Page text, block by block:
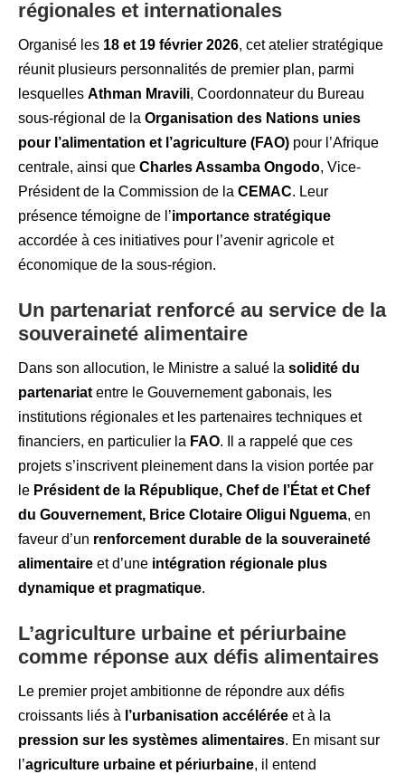
régionales et internationales
Organisé les 18 et 19 février 2026, cet atelier stratégique
réunit plusieurs personnalités de premier plan, parmi
lesquelles Athman Mravili, Coordonnateur du Bureau
sous-régional de la Organisation des Nations unies
pour l’alimentation et l’agriculture (FAO) pour l’Afrique
centrale, ainsi que Charles Assamba Ongodo, Vice-
Président de la Commission de la CEMAC. Leur
présence témoigne de l’importance stratégique
accordée à ces initiatives pour l’avenir agricole et
économique de la sous-région.
Un partenariat renforcé au service de la
souveraineté alimentaire
Dans son allocution, le Ministre a salué la solidité du
partenariat entre le Gouvernement gabonais, les
institutions régionales et les partenaires techniques et
financiers, en particulier la FAO. Il a rappelé que ces
projets s’inscrivent pleinement dans la vision portée par
le Président de la République, Chef de l’État et Chef
du Gouvernement, Brice Clotaire Oligui Nguema, en
faveur d’un renforcement durable de la souveraineté
alimentaire et d’une intégration régionale plus
dynamique et pragmatique.
L’agriculture urbaine et périurbaine
comme réponse aux défis alimentaires
Le premier projet ambitionne de répondre aux défis
croissants liés à l’urbanisation accélérée et à la
pression sur les systèmes alimentaires. En misant sur
l’agriculture urbaine et périurbaine, il entend